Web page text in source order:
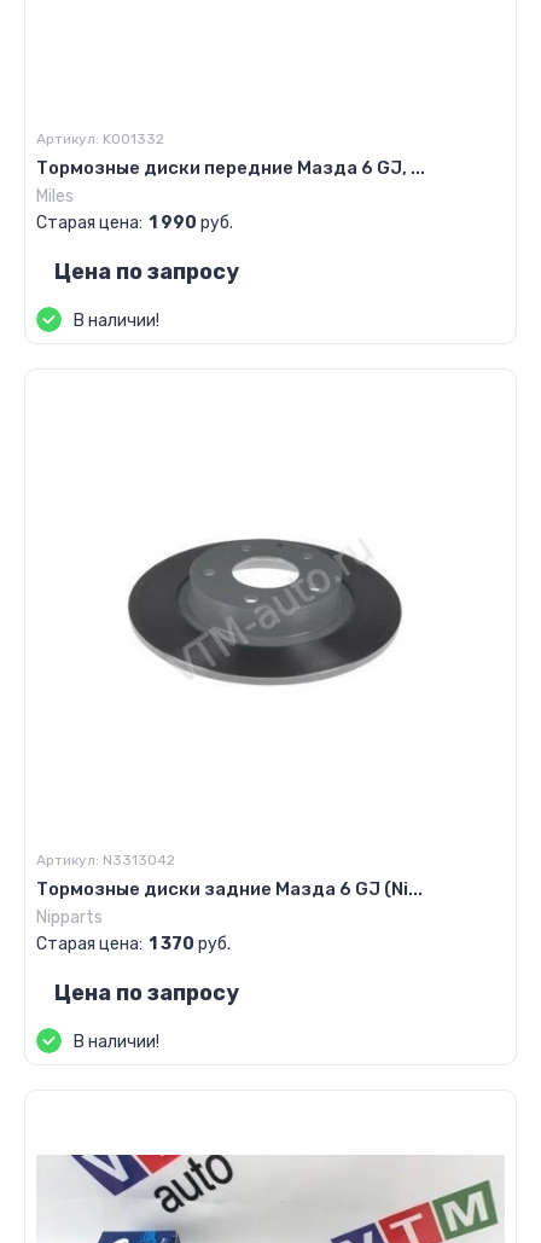
Артикул: K001332
Тормозные диски передние Мазда 6 GJ, ...
Miles
Старая цена: 1 990 руб.
Цена по запросу
В наличии!
Артикул: N3313042
Тормозные диски задние Мазда 6 GJ (Ni...
Nipparts
Старая цена: 1 370 руб.
Цена по запросу
В наличии!